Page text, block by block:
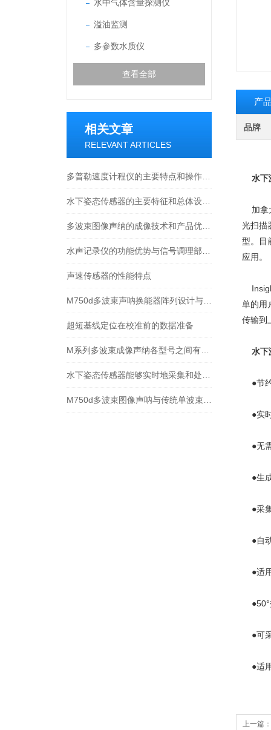
水中气体含量探测仪
溢油监测
多参数水质仪
查看全部
相关文章
RELEVANT ARTICLES
声速传感器的性能特点
超短基线定位在校准前的数据准备
产
品牌
水下
加拿
光扫描
型。目
应用。
单的用
传输到
水下
●节
●实
●无需
●生
●采集
●自
●适
●50°
●可采
●适
上一篇：